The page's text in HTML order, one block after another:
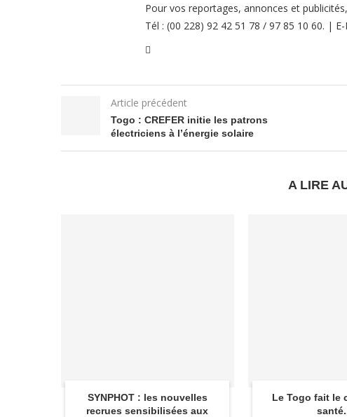
Pour vos reportages, annonces et
Tél : (00 228) 92 42 51 78 / 97 85 10 60. |
Article précédent
Togo : CREFER initie les patrons
électriciens à l’énergie solaire
A LIRE
SYNPHOT : les nouvelles
recrues sensibilisées aux
Le Togo fait le